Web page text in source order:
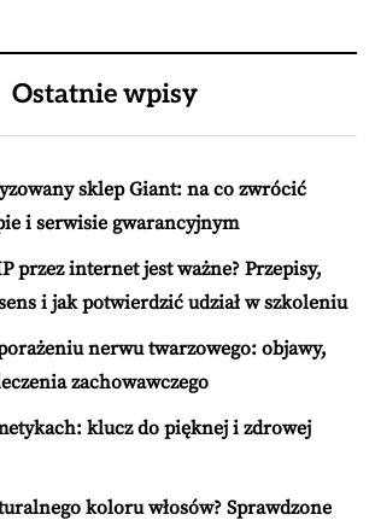
Ostatnie wpisy
sklep Giant: na co zwrócić
i serwisie gwarancyjnym
przez internet jest ważne? Przepisy,
i jak potwierdzić udział w szkoleniu
nerwu twarzowego: objawy,
zachowawczego
klucz do pięknej i zdrowej
koloru włosów? Sprawdzone